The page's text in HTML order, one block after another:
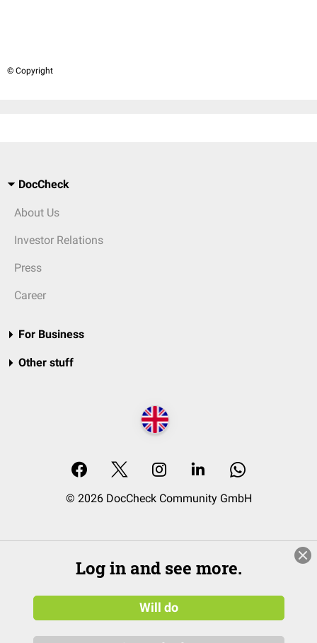
© Copyright
DocCheck
About Us
Investor Relations
Press
Career
For Business
Other stuff
© 2026 DocCheck Community GmbH
Log in and see more.
Will do